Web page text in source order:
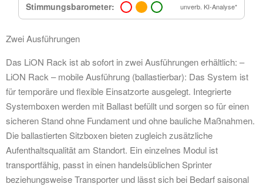
Stimmungsbarometer: unverb. KI-Analyse*
Zwei Ausführungen
Das LiON Rack ist ab sofort in zwei Ausführungen erhältlich: –
LiON Rack – mobile Ausführung (ballastierbar): Das System ist
für temporäre und flexible Einsatzorte ausgelegt. Integrierte
Systemboxen werden mit Ballast befüllt und sorgen so für einen
sicheren Stand ohne Fundament und ohne bauliche Maßnahmen.
Die ballastierten Sitzboxen bieten zugleich zusätzliche
Aufenthaltsqualität am Standort. Ein einzelnes Modul ist
transportfähig, passt in einen handelsüblichen Sprinter
beziehungsweise Transporter und lässt sich bei Bedarf saisonal